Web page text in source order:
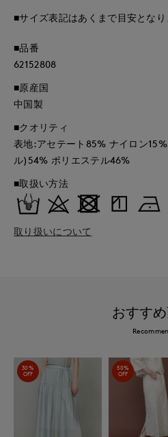
■サイズ表記はあくまで目安となり
■品番
62152808
■原産国
中国製
■クオリティ
表地:アセテート85% ナイロン
ル)54% ポリエステル46%
■取扱い方法
取り扱いについて
おすす
30%
OFF
50%
OFF